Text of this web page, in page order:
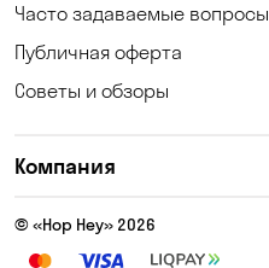
Часто задаваемые вопросы
Публичная оферта
Советы и обзоры
Компания
© «Hop Hey» 2026